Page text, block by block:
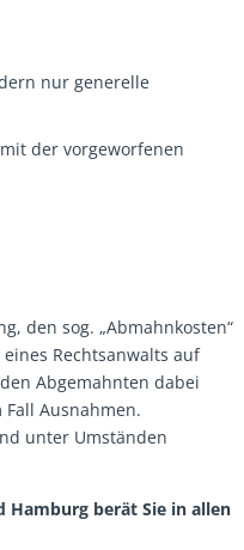
nur generelle
der vorgeworfenen
den sog. „Abmahnkosten“
Rechtsanwalts auf
Abgemahnten dabei
Ausnahmen.
unter Umständen
Hamburg berät Sie in allen